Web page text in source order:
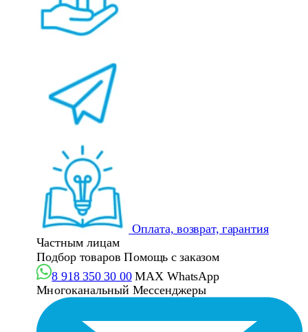
Оплата, возврат, гарантия
Частным лицам
Подбор товаров Помощь с заказом
8 918 350 30 00 MAX WhatsApp
Многоканальный Мессенджеры